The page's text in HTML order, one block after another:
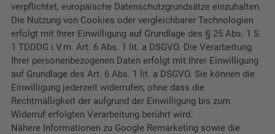
verpflichtet, europäische Datenschutzgrundsätze einzuhalten.
Die Nutzung von Cookies oder vergleichbarer Technologien
erfolgt mit Ihrer Einwilligung auf Grundlage des § 25 Abs. 1 S.
1 TDDDG i.V.m. Art. 6 Abs. 1 lit. a DSGVO. Die Verarbeitung
Ihrer personenbezogenen Daten erfolgt mit Ihrer Einwilligung
auf Grundlage des Art. 6 Abs. 1 lit. a DSGVO. Sie können die
Einwilligung jederzeit widerrufen, ohne dass die
Rechtmäßigkeit der aufgrund der Einwilligung bis zum
Widerruf erfolgten Verarbeitung berührt wird.
Nähere Informationen zu Google Remarketing sowie die